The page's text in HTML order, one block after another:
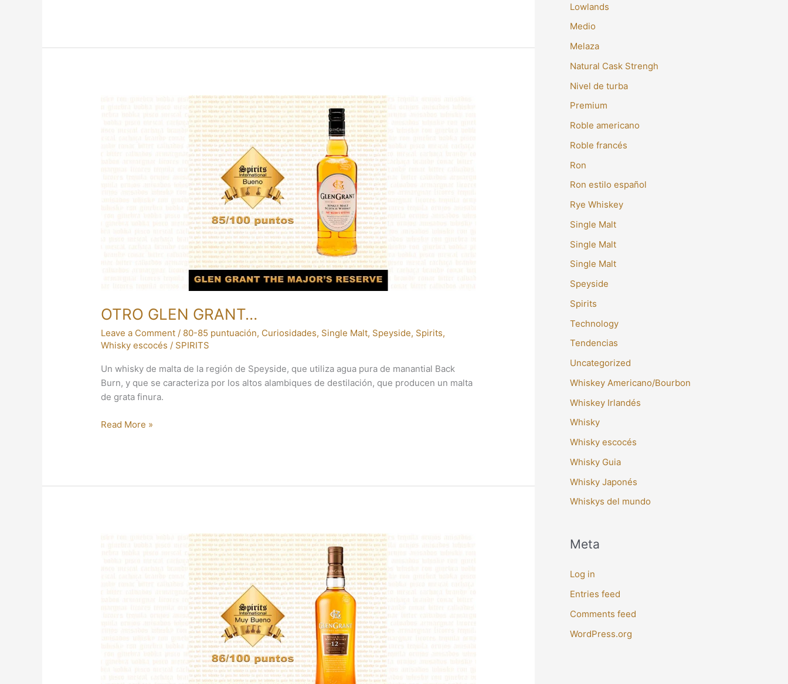
OTRO GLEN GRANT…
Leave a Comment / 80-85 puntuación, Curiosidades, Single Malt, Speyside, Spirits,
Whisky escocés / SPIRITS
Un whisky de malta de la región de Speyside, que utiliza agua pura de manantial Back
Burn, y que se caracteriza por los altos alambiques de destilación, que producen un malta
de grata finura.
Read More »
Lowlands
Medio
Melaza
Natural Cask Strengh
Nivel de turba
Premium
Roble americano
Roble francés
Ron
Ron estilo español
Rye Whiskey
Single Malt
Single Malt
Single Malt
Speyside
Spirits
Technology
Tendencias
Uncategorized
Whiskey Americano/Bourbon
Whiskey Irlandés
Whisky
Whisky escocés
Whisky Guia
Whisky Japonés
Whiskys del mundo
Meta
Log in
Entries feed
Comments feed
WordPress.org